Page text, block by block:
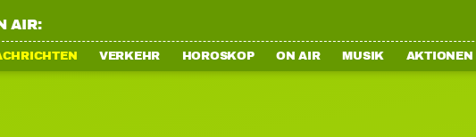
AIR:
VERKEHR HOROSKOP ON AIR MUSIK AKTIONEN